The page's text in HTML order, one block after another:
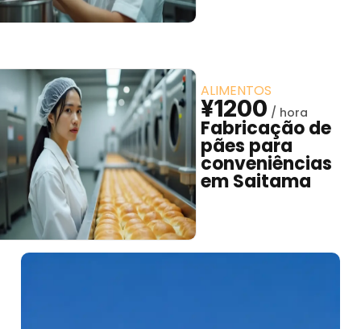
ALIMENTOS
¥1200
Fabricação de
pães para
conveniências
em Saitama